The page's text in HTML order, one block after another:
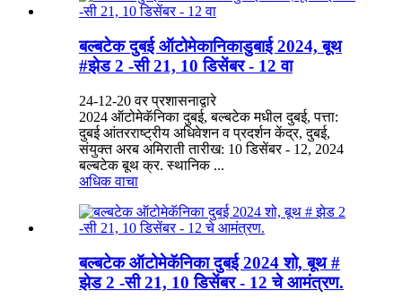
बल्बटेक दुबई ऑटोमेकानिकाडुबाई 2024, बूथ
#झेड 2 -सी 21, 10 डिसेंबर - 12 वा
24-12-20 वर प्रशासनाद्वारे
2024 ऑटोमेकॅनिका दुबई, बल्बटेक मधील दुबई, पत्ता:
दुबई आंतरराष्ट्रीय अधिवेशन व प्रदर्शन केंद्र, दुबई,
संयुक्त अरब अमिराती तारीख: 10 डिसेंबर - 12, 2024
बल्बटेक बूथ क्र. स्थानिक ...
अधिक वाचा
बल्बटेक ऑटोमेकॅनिका दुबई 2024 शो, बूथ #
झेड 2 -सी 21, 10 डिसेंबर - 12 चे आमंत्रण.